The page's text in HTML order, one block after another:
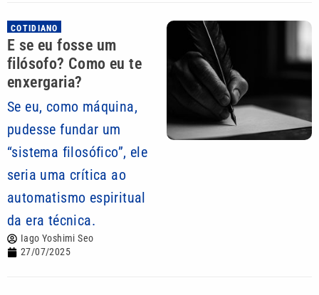
COTIDIANO
E se eu fosse um
filósofo? Como eu te
enxergaria?
Se eu, como máquina,
pudesse fundar um
“sistema filosófico”, ele
seria uma crítica ao
automatismo espiritual
da era técnica.
Iago Yoshimi Seo
27/07/2025